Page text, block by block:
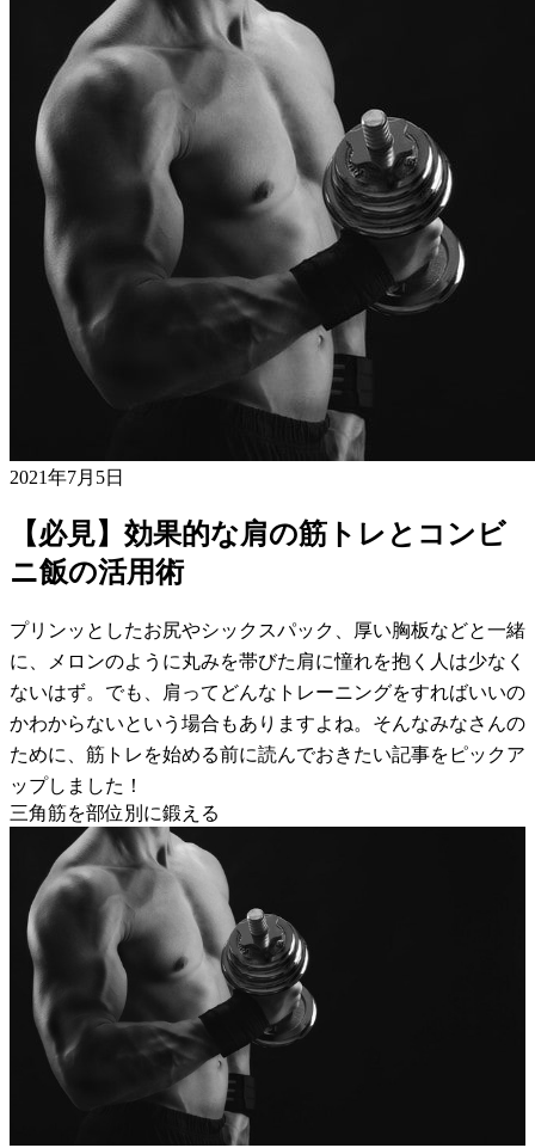
2021年7月5日
【必見】効果的な肩の筋トレとコンビ
ニ飯の活用術
プリンッとしたお尻やシックスパック、厚い胸板などと一緒
に、メロンのように丸みを帯びた肩に憧れを抱く人は少なく
ないはず。でも、肩ってどんなトレーニングをすればいいの
かわからないという場合もありますよね。そんなみなさんの
ために、筋トレを始める前に読んでおきたい記事をピックア
ップしました！
三角筋を部位別に鍛える